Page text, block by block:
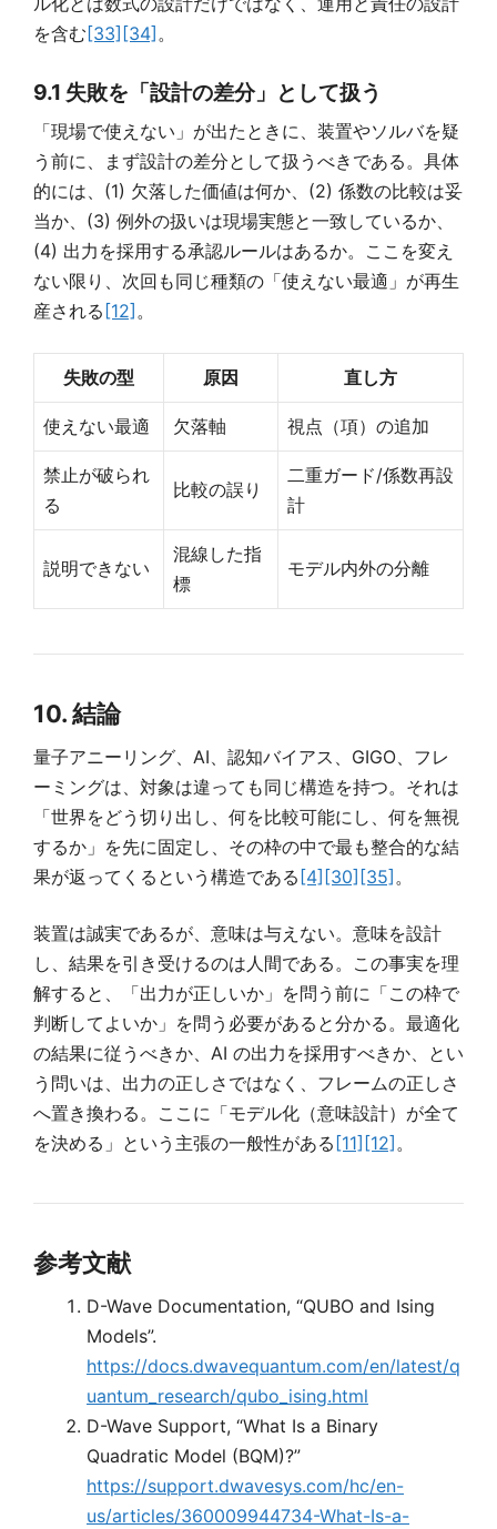
を含む[33][34] 。
9.1 失敗を「設計の差分」として扱う
「現場で使えない」が出たときに、装置やソルバを疑
う前に、まず設計の差分として扱うべきである。具体
的には、(1) 欠落した価値は何か、(2) 係数の比較は妥
当か、(3) 例外の扱いは現場実態と一致しているか、
(4) 出力を採用する承認ルールはあるか。ここを変え
ない限り、次回も同じ種類の「使えない最適」が再生
産される [12] 。
失敗の型 原因 直し方
使えない最適 欠落軸 視点（項）の追加
禁止が破られ
る
比較の誤り
二重ガード/係数再設
計
説明できない
混線した指
標
モデル内外の分離
10. 結論
量子アニーリング、AI、認知バイアス、GIGO、フレ
ーミングは、対象は違っても同じ構造を持つ。それは
「世界をどう切り出し、何を比較可能にし、何を無視
するか」を先に固定し、その枠の中で最も整合的な結
果が返ってくるという構造である [4] [30] [35] 。
装置は誠実であるが、意味は与えない。意味を設計
し、結果を引き受けるのは人間である。この事実を理
解すると、「出力が正しいか」を問う前に「この枠で
判断してよいか」を問う必要があると分かる。最適化
の結果に従うべきか、AI の出力を採用すべきか、とい
う問いは、出力の正しさではなく、フレームの正しさ
へ置き換わる。ここに「モデル化（意味設計）が全て
を決める」という主張の一般性がある [11] [12] 。
参考文献
D-Wave Documentation, “QUBO and Ising
Models”.
https://docs.dwavequantum.com/en/latest/q
uantum_research/qubo_ising.html
D-Wave Support, “What Is a Binary
Quadratic Model (BQM)?”
https://support.dwavesys.com/hc/en-
us/articles/360009944734-What-Is-a-